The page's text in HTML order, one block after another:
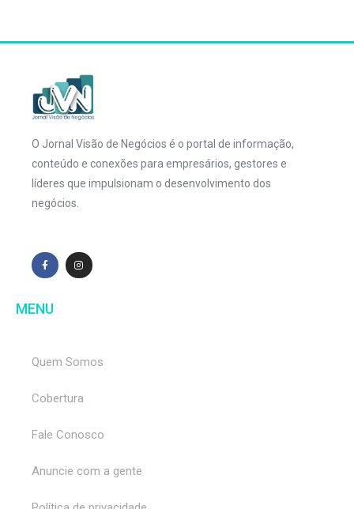
O Jornal Visão de Negócios é o portal de informação,
conteúdo e conexões para empresários, gestores e
líderes que impulsionam o desenvolvimento dos
negócios.
MENU
Quem Somos
Cobertura
Fale Conosco
Anuncie com a gente